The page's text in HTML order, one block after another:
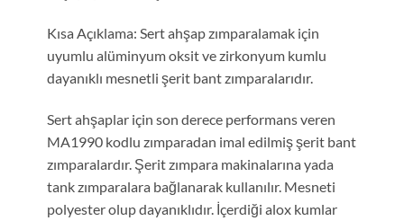
Kısa Açıklama: Sert ahşap zımparalamak için
uyumlu alüminyum oksit ve zirkonyum kumlu
dayanıklı mesnetli şerit bant zımparalarıdır.
Sert ahşaplar için son derece performans veren
MA1990 kodlu zımparadan imal edilmiş şerit bant
zımparalardır. Şerit zımpara makinalarına yada
tank zımparalara bağlanarak kullanılır. Mesneti
polyester olup dayanıklıdır. İçerdiği alox kumlar